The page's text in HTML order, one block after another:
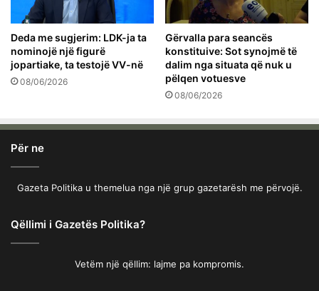
Deda me sugjerim: LDK-ja ta
nominojë një figurë
jopartiake, ta testojë VV-në
08/06/2026
Gërvalla para seancës
konstituive: Sot synojmë të
dalim nga situata që nuk u
pëlqen votuesve
08/06/2026
Për ne
Gazeta Politika u themelua nga një grup gazetarësh me përvojë.
Qëllimi i Gazetës Politika?
Vetëm një qëllim: lajme pa kompromis.